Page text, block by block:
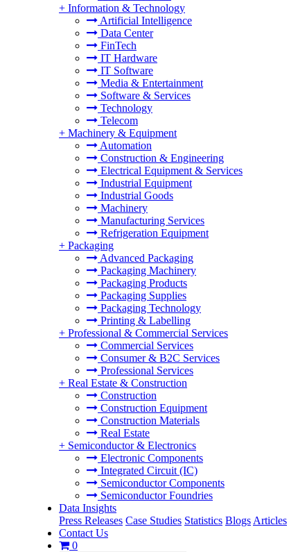
+ Information & Technology
Artificial Intelligence
Data Center
FinTech
IT Hardware
IT Software
Media & Entertainment
Software & Services
Technology
Telecom
+ Machinery & Equipment
Automation
Construction & Engineering
Electrical Equipment & Services
Industrial Equipment
Industrial Goods
Machinery
Manufacturing Services
Refrigeration Equipment
+ Packaging
Advanced Packaging
Packaging Machinery
Packaging Products
Packaging Supplies
Packaging Technology
Printing & Labelling
+ Professional & Commercial Services
Commercial Services
Consumer & B2C Services
Professional Services
+ Real Estate & Construction
Construction
Construction Equipment
Construction Materials
Real Estate
+ Semiconductor & Electronics
Electronic Components
Integrated Circuit (IC)
Semiconductor Components
Semiconductor Foundries
Data Insights
Press Releases Case Studies Statistics Blogs Articles
Contact Us
0